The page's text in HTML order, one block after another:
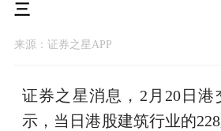
三
来源： 证券之星APP
证券之星消息，2月20日港
示，当日港股建筑行业的